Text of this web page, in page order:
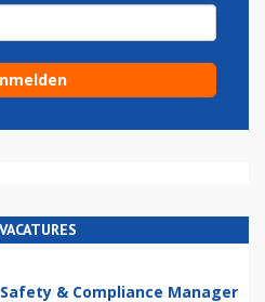
Safety & Compliance Manager